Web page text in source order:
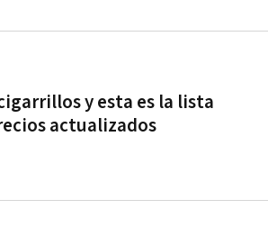
y esta es la lista
actualizados